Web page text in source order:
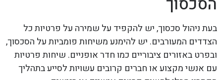
בעת ניהול סכסוך, יש להקפיד על שמירה על פרטיות כל
הצדדים המעורבים. יש להימנע משיחות פומביות על הסכסוך,
ובפרט באזורים ציבוריים כמו חדר אופניים. שיחות פרטיות
עם אנשי מקצוע או חברים קרובים עשויות לסייע בתהליך